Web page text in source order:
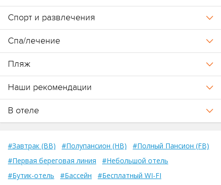
Спорт и развлечения
Спа/лечение
Пляж
Наши рекомендации
В отеле
#Завтрак (BB) #Полупансион (HB)
#Полный Пансион (FB)
#Первая береговая линия
#Небольшой отель
#Бутик-отель
#Бассейн
#Бесплатный WI-FI